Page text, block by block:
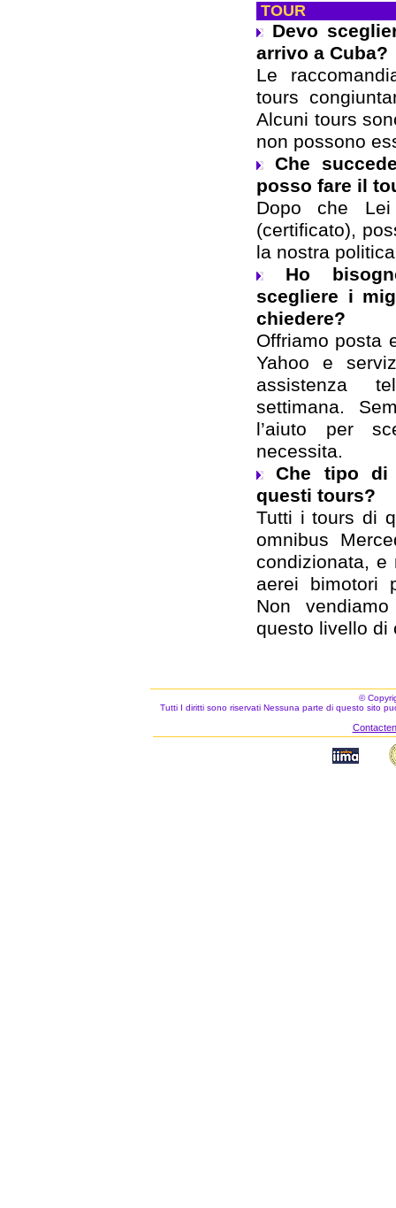
TOUR
Devo
arrivo a Cuba?
Le
tours
Alcuni tours
non possono
Che
posso fare il
Dopo che
(certificato),
la nostra
Ho
scegliere i
chiedere?
Offriamo posta
Yahoo e
assistenza
settimana.
l’aiuto per
necessita.
Che tipo di
questi tours?
Tutti i tours di
omnibus
condizionata,
aerei bimotori
Non
questo livello di
©
Tutti I diritti sono riservati Nessuna parte di questo sito